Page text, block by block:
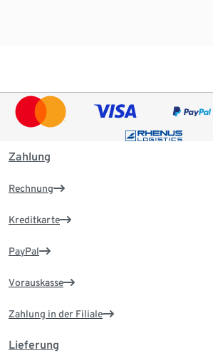
Zahlung
Rechnung
Kreditkarte
PayPal
Vorauskasse
Zahlung in der Filiale
Lieferung